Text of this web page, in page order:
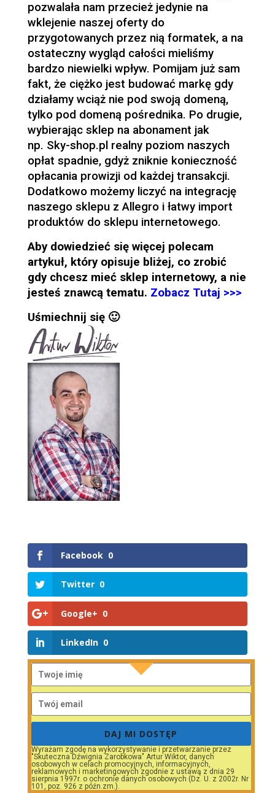
pozwalała nam przecież jedynie na
wklejenie naszej oferty do
przygotowanych przez nią formatek, a na
ostateczny wygląd całości mieliśmy
bardzo niewielki wpływ. Pomijam już sam
fakt, że ciężko jest budować markę gdy
działamy wciąż nie pod swoją domeną,
tylko pod domeną pośrednika. Po drugie,
wybierając sklep na abonament jak
np. Sky-shop.pl realny poziom naszych
opłat spadnie, gdyż zniknie konieczność
opłacania prowizji od każdej transakcji.
Dodatkowo możemy liczyć na integrację
naszego sklepu z Allegro i łatwy import
produktów do sklepu internetowego.
Aby dowiedzieć się więcej polecam
artykuł, który opisuje bliżej, co zrobić
gdy chcesz mieć sklep internetowy, a nie
jesteś znawcą tematu. Zobacz Tutaj >>>
Uśmiechnij się 🙂
Facebook 0
Twitter 0
Google+ 0
LinkedIn 0
DAJ MI DOSTĘP
Wyrażam zgodę na wykorzystywanie i przetwarzanie przez
"Skuteczna Dźwignia Zarobkowa" Artur Wiktor, danych
osobowych w celach promocyjnych, informacyjnych,
reklamowych i marketingowych zgodnie z ustawą z dnia 29
sierpnia 1997r. o ochronie danych osobowych (Dz. U. z 2002r. Nr
101, poz. 926 z późn.zm.).